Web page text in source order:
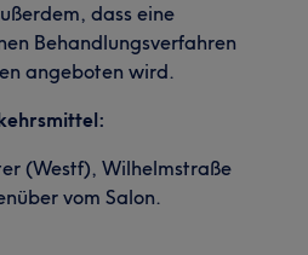
dass eine
Behandlungsverfahren
angeboten wird.
(Westf), Wilhelmstraße
vom Salon.